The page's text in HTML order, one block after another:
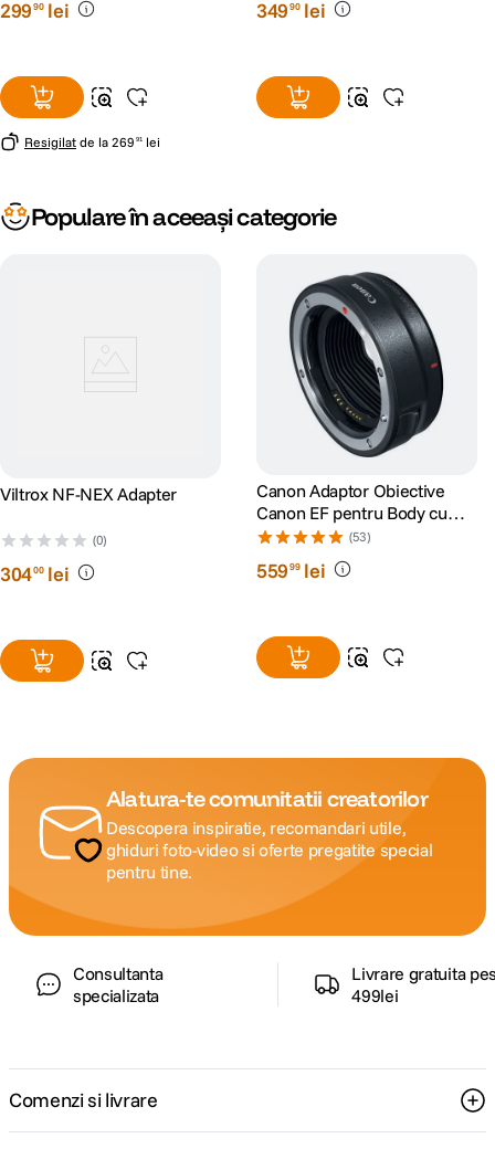
29990 lei
Resigilat de la 269 91 lei
34990 lei
Populare în aceeași categorie
Viltrox NF-NEX Adapter
(0)
30400 lei
Canon Adaptor Obiective
Canon EF pentru Body cu
Montura RF (53)
55999 lei
Alatura-te comunitatii creatorilor
Descopera inspiratie, recomandari utile,
ghiduri foto-video si oferte pregatite special
pentru tine.
Consultanta
specializata
Livrare gratuita
499lei
Comenzi si livrare